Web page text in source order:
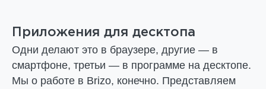
Приложения для десктопа
Одни делают это в браузере, другие — в
смартфоне, третьи — в программе на десктопе.
Мы о работе в Brizo, конечно. Представляем